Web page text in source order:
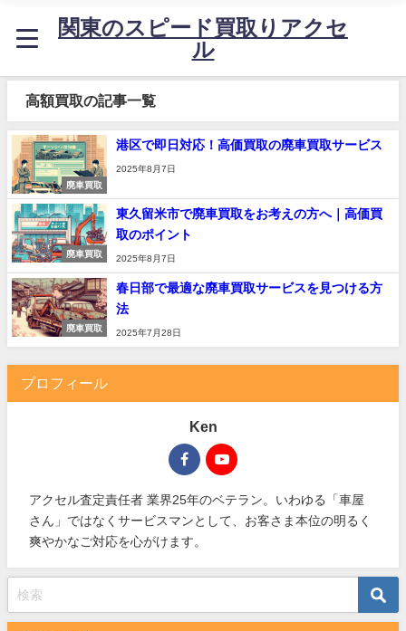
関東のスピード買取りアクセ
ル
高額買取の記事一覧
廃車買取
港区で即日対応！高価買取の廃車買取サービス
2025年8月7日
廃車買取
東久留米市で廃車買取をお考えの方へ｜高価買
取のポイント
2025年8月7日
廃車買取
春日部で最適な廃車買取サービスを見つける方
法
2025年7月28日
プロフィール
Ken
アクセル査定責任者 業界25年のベテラン。いわゆる「車屋
さん」ではなくサービスマンとして、お客さま本位の明るく
爽やかなご対応を心がけます。